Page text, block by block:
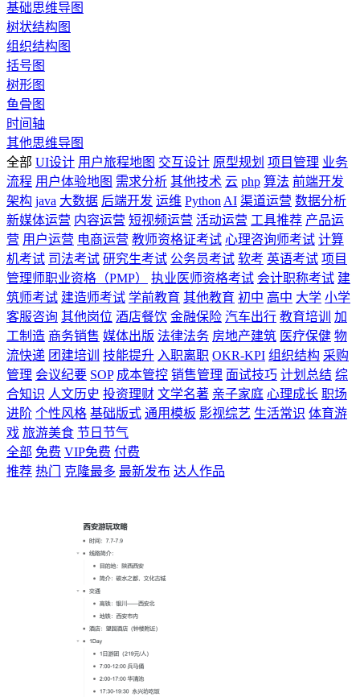
基础思维导图
树状结构图
组织结构图
括号图
树形图
鱼骨图
时间轴
其他思维导图
全部 UI设计 用户旅程地图 交互设计 原型规划 项目管理 业务
流程 用户体验地图 需求分析 其他技术 云 php 算法 前端开发
架构 java 大数据 后端开发 运维 Python AI 渠道运营 数据分析
新媒体运营 内容运营 短视频运营 活动运营 工具推荐 产品运
营 用户运营 电商运营 教师资格证考试 心理咨询师考试 计算
机考试 司法考试 研究生考试 公务员考试 软考 英语考试 项目
管理师职业资格（PMP）
执业医师资格考试 会计职称考试 建
筑师考试 建造师考试 学前教育 其他教育 初中 高中 大学 小学
客服咨询 其他岗位 酒店餐饮 金融保险 汽车出行 教育培训
加
工制造 商务销售 媒体出版 法律法务 房地产建筑 医疗保健 物
流快递 团建培训 技能提升 入职离职 OKR-KPI 组织结构 采购
管理 会议纪要 SOP 成本管控 销售管理 面试技巧 计划总结 综
合知识 人文历史 投资理财 文学名著 亲子家庭 心理成长 职场
进阶 个性风格 基础版式 通用模板 影视综艺 生活常识 体育游
戏 旅游美食 节日节气
全部 免费 VIP免费 付费
推荐 热门 克隆最多 最新发布 达人作品